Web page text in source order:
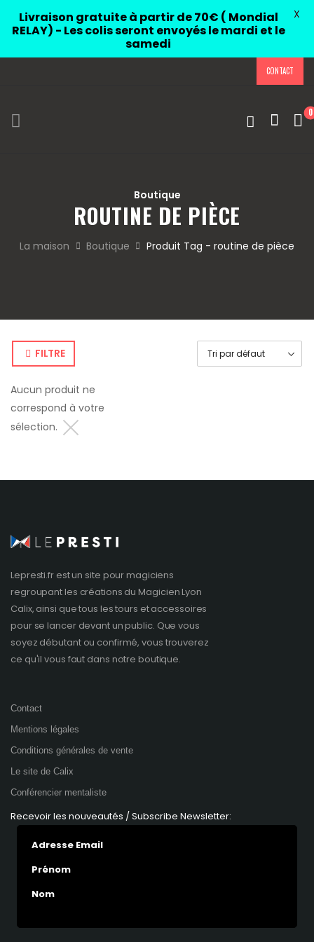
CONTACT
0
Boutique
ROUTINE DE PIÈCE
La maison Boutique Produit Tag - routine de pièce
FILTRE
Aucun produit ne
correspond à votre
sélection.
Lepresti.fr est un site pour magiciens
regroupant les créations duMagicien Lyon
Calix, ainsi que tous les tours et accessoires
pour se lancer devant un public. Que vous
soyez débutant ou confirmé, vous trouverez
ce qu'il vous faut dans notre boutique.
Contact
Mentions légales
Conditions générales de vente
Le site de Calix
Conférencier mentaliste
Recevoir les nouveautés / Subscribe Newsletter:
Adresse Email
Prénom
Nom
Livraison gratuite à partir de 70€ ( Mondial
RELAY) - Les colis seront envoyés le mardi et le
samedi
X